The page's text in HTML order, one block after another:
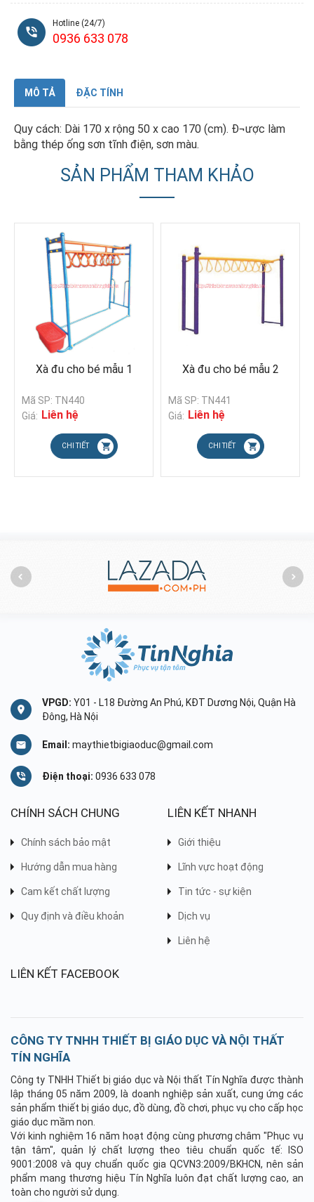
Hotline (24/7)
0936 633 078
MÔ TẢ ĐẶC TÍNH
Quy cách: Dài 170 x rộng 50 x cao 170 (cm). Đ¬ược làm
bằng thép ống sơn tĩnh điện, sơn màu.
SẢN PHẨM THAM KHẢO
Xà đu cho bé mẫu 1
Mã SP: TN440
Giá: Liên hệ
CHI TIẾT
Xà đu cho bé mẫu 2
Mã SP: TN441
Giá: Liên hệ
CHI TIẾT
VPGD: Y01 - L18 Đường An Phú, KĐT Dương Nội, Quận Hà
Đông, Hà Nội
Email: maythietbigiaoduc@gmail.com
Điện thoại: 0936 633 078
CHÍNH SÁCH CHUNG
Chính sách bảo mật
Hướng dẫn mua hàng
Cam kết chất lượng
Quy định và điều khoản
LIÊN KẾT NHANH
Giới thiệu
Lĩnh vực hoạt động
Tin tức - sự kiện
Dịch vụ
Liên hệ
LIÊN KẾT FACEBOOK
CÔNG TY TNHH THIẾT BỊ GIÁO DỤC VÀ NỘI THẤT
TÍN NGHĨA
Công ty TNHH Thiết bị giáo dục và Nội thất Tín Nghĩa được thành
lập tháng 05 năm 2009, là doanh nghiệp sản xuất, cung ứng các
sản phẩm thiết bị giáo dục, đồ dùng, đồ chơi, phục vụ cho cấp học
giáo dục mầm non.
Với kinh nghiệm 16 năm hoạt động cùng phương châm "Phục vụ
tận tâm", quản lý chất lượng theo tiêu chuẩn quốc tế: ISO
9001:2008 và quy chuẩn quốc gia QCVN3:2009/BKHCN, nên sản
phẩm mang thương hiệu Tín Nghĩa luôn đạt chất lượng cao, an
toàn cho người sử dụng.